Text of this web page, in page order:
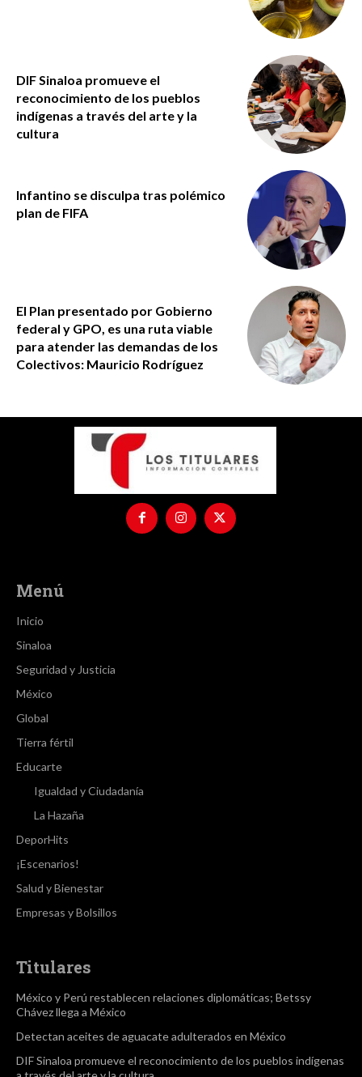
DIF Sinaloa promueve el
reconocimiento de los pueblos
indígenas a través del arte y la
cultura
Infantino se disculpa tras polémico
plan de FIFA
El Plan presentado por Gobierno
federal y GPO, es una ruta viable
para atender las demandas de los
Colectivos: Mauricio Rodríguez
Menú
Inicio
Sinaloa
Seguridad y Justicia
México
Global
Tierra fértil
Educarte
Igualdad y Ciudadanía
La Hazaña
DeporHits
¡Escenarios!
Salud y Bienestar
Empresas y Bolsillos
Titulares
México y Perú restablecen relaciones diplomáticas; Betssy
Chávez llega a México
Detectan aceites de aguacate adulterados en México
DIF Sinaloa promueve el reconocimiento de los pueblos indígenas